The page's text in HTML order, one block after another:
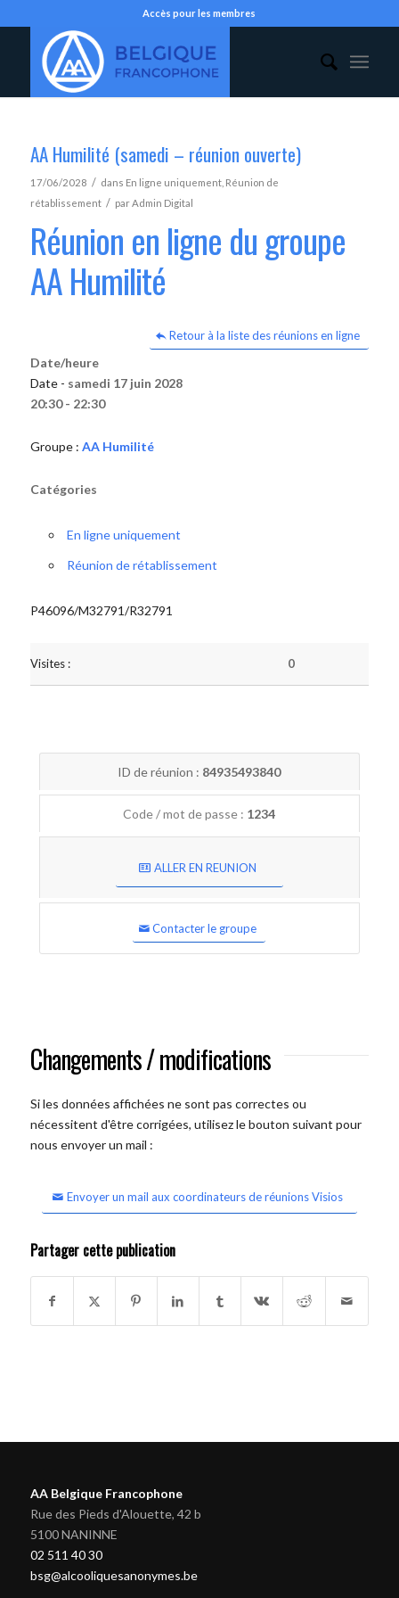
Accès pour les membres
AA Humilité (samedi – réunion ouverte)
17/06/2028 / dans En ligne uniquement, Réunion de
rétablissement / parAdmin Digital
Réunion en ligne du groupe
AA Humilité
Retour à la liste des réunions en ligne
Date/heure
Date - samedi 17 juin 2028
20:30 - 22:30
Groupe : AA Humilité
Catégories
En ligne uniquement
Réunion de rétablissement
P46096/M32791/R32791
Visites : 0
ID de réunion : 84935493840
Code / mot de passe : 1234
ALLER EN REUNION
Contacter le groupe
Changements / modifications
Si les données affichées ne sont pas correctes ou
nécessitent d'être corrigées, utilisez le bouton suivant pour
nous envoyer un mail :
Envoyer un mail aux coordinateurs de réunions Visios
Partager cette publication
AA Belgique Francophone
Rue des Pieds d'Alouette, 42 b
5100 NANINNE
02 511 40 30
bsg@alcooliquesanonymes.be